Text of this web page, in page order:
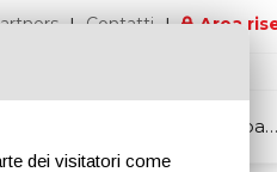
Contatti Area
Tutte le pagine
dei visitatori come